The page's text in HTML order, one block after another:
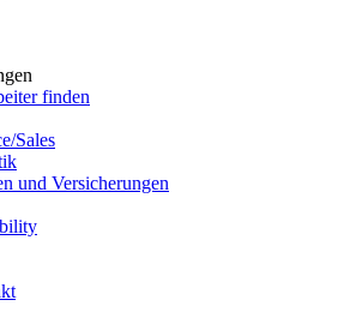
finden
Sales
und Versicherungen